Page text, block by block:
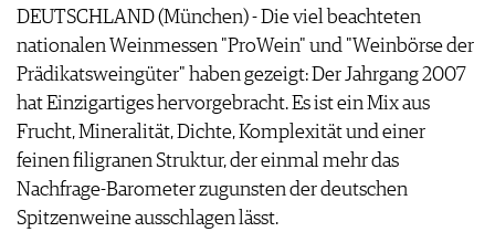
NEWS
KULINARIK
REZEPTE
HOTSPOTS
WEINREISEN
KLARTEXT
EXTRAS
ABO
AUSGABE
ARCHIV
VORTEILSWELT
MEDIATHEK
APPS
VIDEOS
BILDSTRECKEN
BÜCHER
NEWS
WEINWIRTSCHAFT
WEINSZENE
PORTRAITS
VINOPHILES
ARCHIV
DEUTSCHLAND (München) - Die viel beachteten
nationalen Weinmessen "ProWein" und "Weinbörse der
Prädikatsweingüter" haben gezeigt: Der Jahrgang 2007
hat Einzigartiges hervorgebracht. Es ist ein Mix aus
Frucht, Mineralität, Dichte, Komplexität und einer
feinen filigranen Struktur, der einmal mehr das
Nachfrage-Barometer zugunsten der deutschen
Spitzenweine ausschlagen lässt.